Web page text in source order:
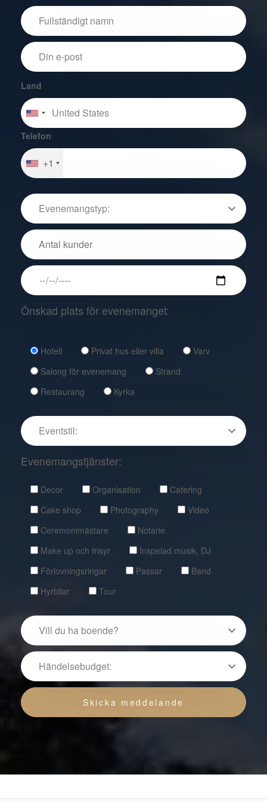
Land
Telefon
+1
Önskad plats för evenemanget:
Hotell Privat hus eller villa
Varv
Salong för evenemang
Strand
Restaurang
Kyrka
Evenemangstjänster:
Decor Organisation
Catering
Cake shop
Photography
Video
Ceremonimästare
Notarie
Make up och frisyr
Inspelad musik, DJ
Förlovningsringar
Passar
Band
Hyrbilar
Tour